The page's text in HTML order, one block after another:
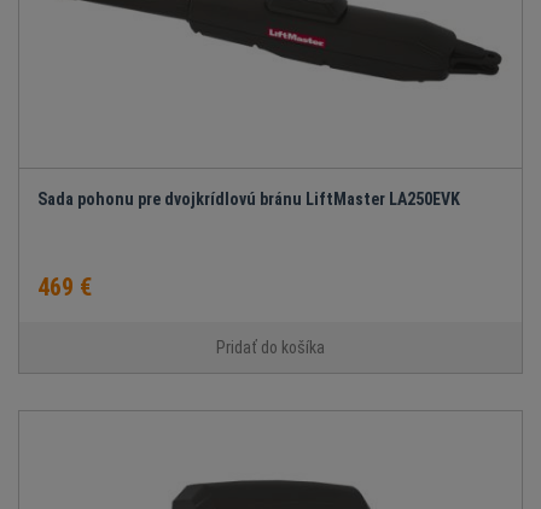
Sada pohonu pre dvojkrídlovú bránu LiftMaster LA250EVK
469 €
Pridať do košíka